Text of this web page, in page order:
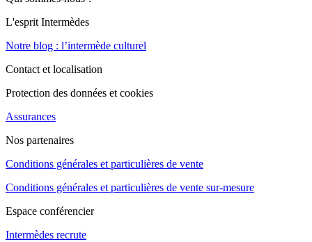
L'esprit Intermèdes
Notre blog : l’intermède culturel
Contact et localisation
Protection des données et cookies
Assurances
Nos partenaires
Conditions générales et particulières de vente
Conditions générales et particulières de vente sur-mesure
Espace conférencier
Intermèdes recrute